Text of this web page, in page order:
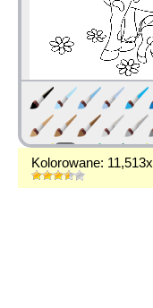
Kolorowane: 11,513x